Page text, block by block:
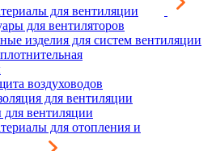
для вентиляции
для вентиляторов
изделия для систем вентиляции
воздуховодов
для вентиляции
вентиляции
для отопления и